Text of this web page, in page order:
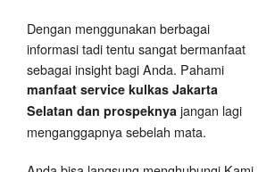
Dengan menggunakan berbagai
informasi tadi tentu sangat bermanfaat
sebagai insight bagi Anda. Pahami
manfaat service kulkas Jakarta
Selatan dan prospeknya jangan lagi
menganggapnya sebelah mata.